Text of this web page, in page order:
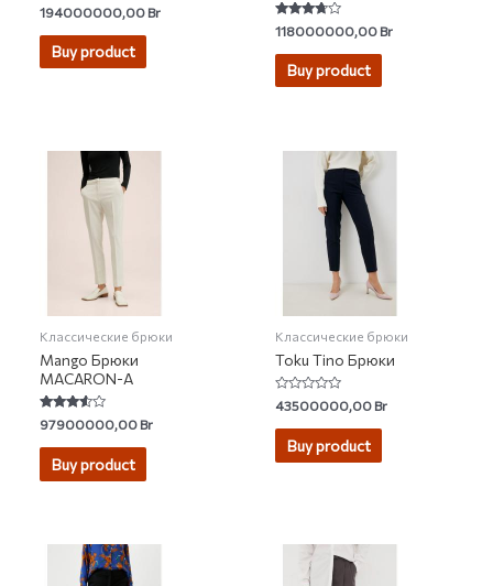
Rated
5.00
out of 5
194000000,00Br
Buy product
Rated
3.50
out of 5
118000000,00Br
Buy product
Классические брюки
Mango Брюки
MACARON-A
Rated
3.39
out of 5
97900000,00Br
Buy product
Классические брюки
Toku Tino Брюки
Rated
0
out
43500000,00Br
Buy product